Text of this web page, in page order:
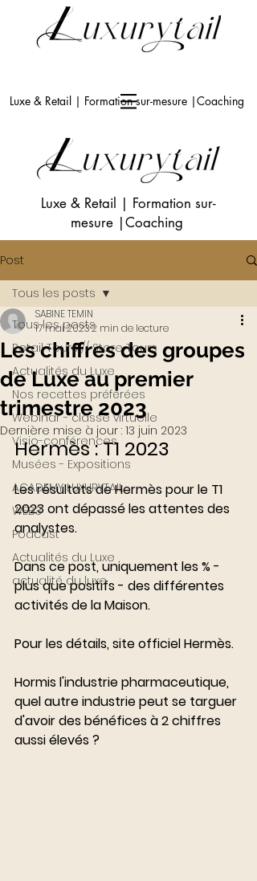
Luxe & Retail | Formation sur-mesure |Coaching
Luxe & Retail | Formation sur-
mesure |Coaching
Post
Tous les posts
Retail Tours // Store Tours
Actualités du Luxe
Nos recettes préférées
Webinar - classe virtuelle
Visio-conférences
Musées - Expositions
ACADEMY LUXURYTAIL
WEB3
Podcast
Actualités du Luxe
actualité du luxe
Tous les posts
Les chiffres des groupes
de Luxe au premier
trimestre 2023
SABINE TEMIN
17 mai 20232 min de lecture
Dernière mise à jour : 13 juin 2023
Hermès : T1 2023
Les résultats de Hermès pour le T1
2023 ont dépassé les attentes des
analystes.
Dans ce post, uniquement les % -
plus que positifs - des différentes
activités de la Maison.
Pour les détails, site officiel Hermès.
Hormis l'industrie pharmaceutique,
quel autre industrie peut se targuer
d'avoir des bénéfices à 2 chiffres
aussi élevés ?